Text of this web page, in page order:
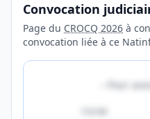
Convocation
Page du CROCQ 2026 à
convocation liée à ce
Pour